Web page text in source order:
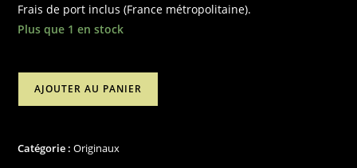
Frais de port inclus (France métropolitaine).
Plus que 1 en stock
AJOUTER AU PANIER
Catégorie :Originaux